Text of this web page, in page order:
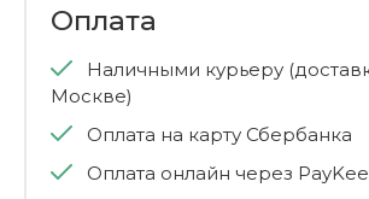
Оплата
Наличными курьеру
Москве)
Оплата на карту Сбербанка
Оплата онлайн через